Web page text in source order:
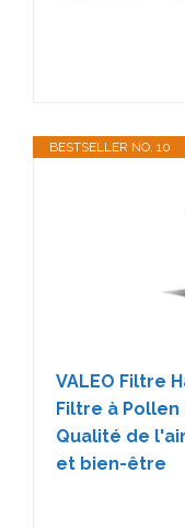
BESTSELLER NO. 10
VALEO Filtre
Filtre à
Qualité de
et bien-être